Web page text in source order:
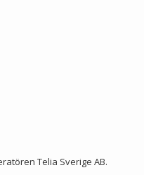
Telia Sverige AB.